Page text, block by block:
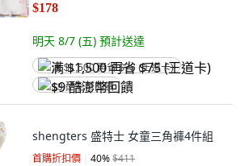
$178
明天 8/7 (五) 預計送達
满 $1,500 再省 $75 (王道卡)
$9 酷澎幣回饋
shengters 盛特士 女童三角褲4件組
首購折扣價 40%$411